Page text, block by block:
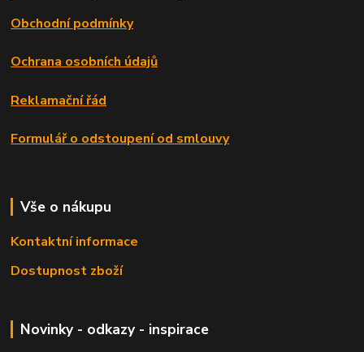
Obchodní podmínky
Ochrana osobních údajů
Reklamační řád
Formulář o odstoupení od smlouvy
Vše o nákupu
Kontaktní informace
Dostupnost zboží
Novinky - odkazy - inspirace